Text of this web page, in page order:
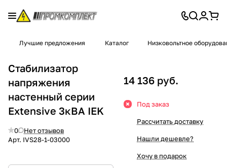
Лучшие предложения Каталог Низковольтное
Стабилизатор
напряжения
настенный серии
Extensive 3кВА IEK
0
Нет отзывов
Арт. IVS28-1-03000
14 136 руб.
Под заказ
Рассчитать доставку
Нашли дешевле?
Хочу в подарок